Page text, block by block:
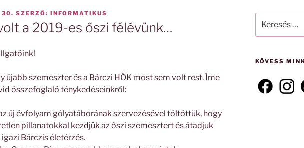
30. SZERZŐ: INFORMATIKUS
a 2019-es őszi félévünk…
újabb szemeszter és a Bárczi HÖK most sem volt rest. Íme
összefoglaló ténykedéseinkről:
új évfolyam gólyatáborának szervezésével töltöttük, hogy
pillanatokkal kezdjük az őszi szemesztert és átadjuk
igazi Bárczis életérzés.
következő
KÖVESS